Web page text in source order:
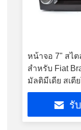
หน้าจอ 7" สไต
สําหรับ Fiat
มัลติมีเดีย สเตี
รั